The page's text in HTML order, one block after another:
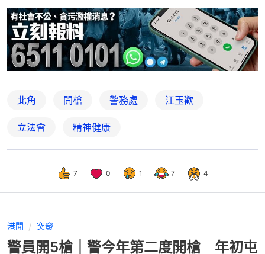
北角 開槍 警務處 江玉歡
立法會 精神健康
7 0 1 7 4
港聞 突發
警員開5槍｜警今年第二度開槍 年初屯